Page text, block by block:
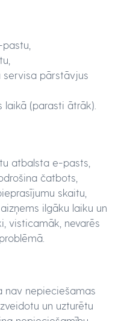
servisa pārstāvjus
laikā (parasti ātrāk).
atbalsta e-pasts,
čatbots,
skaitu,
ilgāku laiku un
visticamāk, nevarēs
nav nepieciešamas
un uzturētu